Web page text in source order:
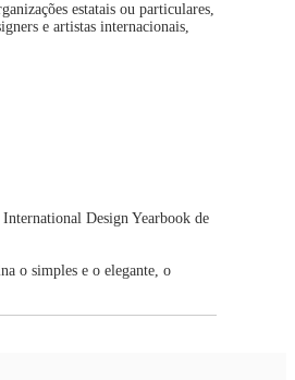
estatais ou particulares,
e artistas internacionais,
Design Yearbook de
o simples e o elegante, o